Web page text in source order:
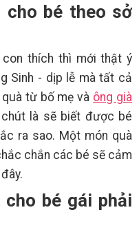
cho bé theo sở
thích thì mới thật ý
Sinh - dịp lễ mà tất cả
từ bố mẹ và ông già
là sẽ biết được bé
ra sao. Một món quà
chắn các bé sẽ cảm
cho bé gái phải